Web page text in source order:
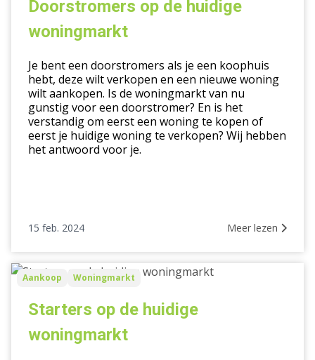
woningmarkt
Doorstromers op de huidige
woningmarkt
Je bent een doorstromers als je een koophuis
hebt, deze wilt verkopen en een nieuwe woning
wilt aankopen. Is de woningmarkt van nu
gunstig voor een doorstromer? En is het
verstandig om eerst een woning te kopen of
eerst je huidige woning te verkopen? Wij hebben
het antwoord voor je.
15 feb. 2024 Meer lezen
Starters
woningmarkt
Aankoop Woningmarkt
Starters op de huidige
woningmarkt